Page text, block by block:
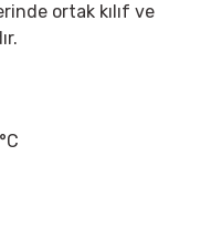
ortak kılıf ve